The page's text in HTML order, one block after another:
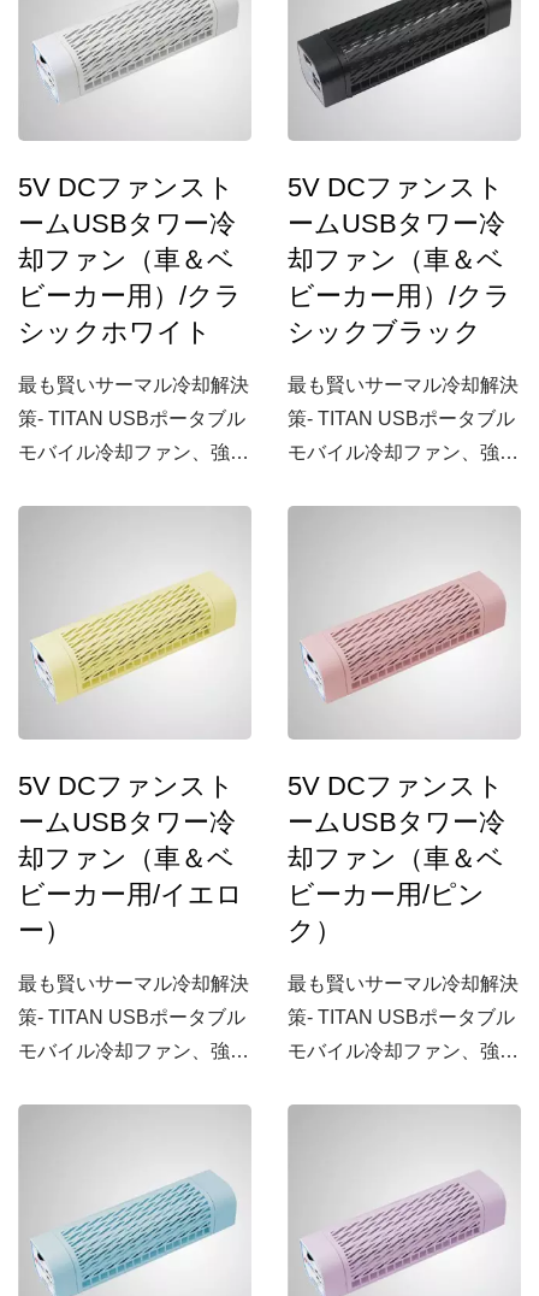
5V DCファンスト
ームUSBタワー冷
却ファン（車＆ベ
ビーカー用）/クラ
シックホワイト
最も賢いサーマル冷却解決
策- TITAN USBポータブル
モバイル冷却ファン、強力
5V DCファンスト
ームUSBタワー冷
却ファン（車＆ベ
ビーカー用）/クラ
シックブラック
最も賢いサーマル冷却解決
策- TITAN USBポータブル
モバイル冷却ファン、強力
5V DCファンスト
ームUSBタワー冷
却ファン（車＆ベ
ビーカー用/イエロ
ー）
最も賢いサーマル冷却解決
策- TITAN USBポータブル
モバイル冷却ファン、強力
5V DCファンスト
ームUSBタワー冷
却ファン（車＆ベ
ビーカー用/ピン
ク）
最も賢いサーマル冷却解決
策- TITAN USBポータブル
モバイル冷却ファン、強力